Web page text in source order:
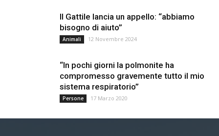
Il Gattile lancia un appello: “abbiamo
bisogno di aiuto”
Animali 12 Novembre 2024
“In pochi giorni la polmonite ha
compromesso gravemente tutto il mio
sistema respiratorio”
Persone 17 Marzo 2020